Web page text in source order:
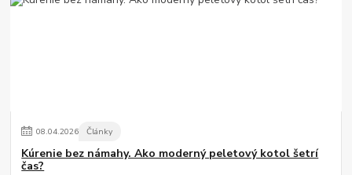
08.04.2026 Články
Kúrenie bez námahy. Ako moderný peletový kotol šetrí
čas?